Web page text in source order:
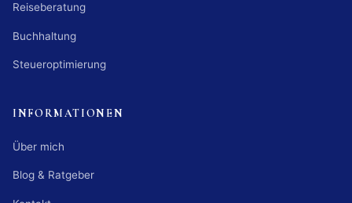
Reiseberatung
Buchhaltung
Steueroptimierung
INFORMATIONEN
Über mich
Blog & Ratgeber